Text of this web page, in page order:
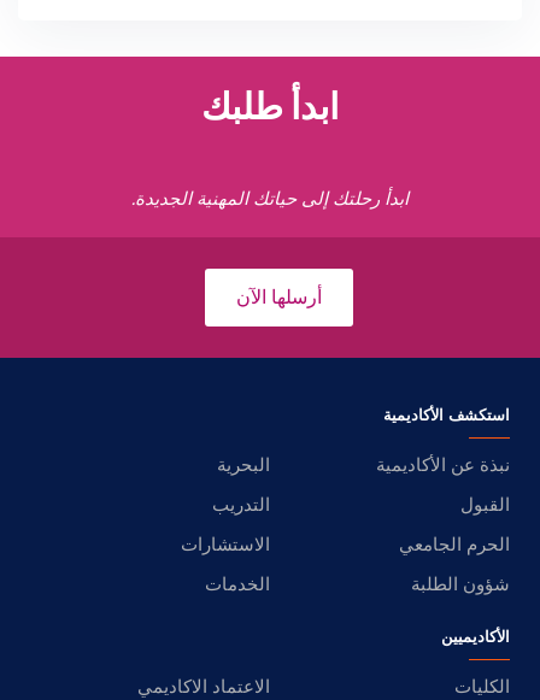
ابدأ طلبك
ابدأ رحلتك إلى حياتك المهنية الجديدة.
أرسلها الآن
استكشف الأكاديمية
نبذة عن الأكاديمية
البحرية
القبول
التدريب
الحرم الجامعي
الاستشارات
شؤون الطلبة
الخدمات
الأكاديميين
الكليات
الاعتماد الاكاديمي